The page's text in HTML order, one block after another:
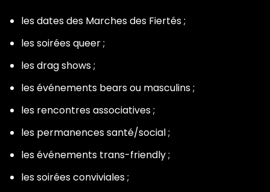
les dates des Marches des Fiertés ;
les soirées queer ;
les drag shows ;
les événements bears ou masculins ;
les rencontres associatives ;
les permanences santé/social ;
les événements trans-friendly ;
les soirées conviviales ;